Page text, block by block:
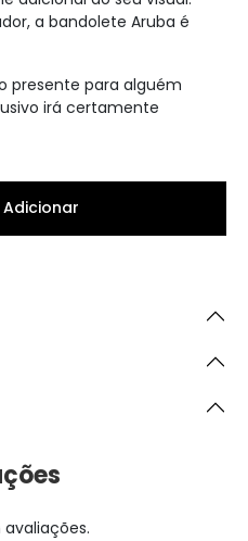
a bandolete Aruba é
presente para alguém
irá certamente
Adicionar